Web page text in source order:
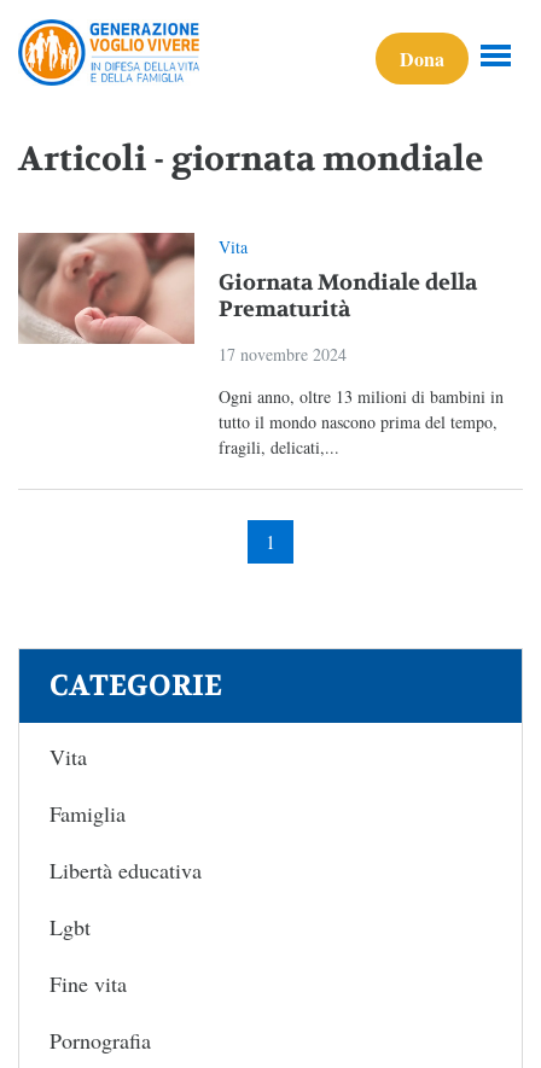
Dona
Articoli - giornata mondiale
Vita
Giornata Mondiale della
Prematurità
17 novembre 2024
Ogni anno, oltre 13 milioni di bambini in
tutto il mondo nascono prima del tempo,
fragili, delicati,...
1
CATEGORIE
Vita
Famiglia
Libertà educativa
Lgbt
Fine vita
Pornografia